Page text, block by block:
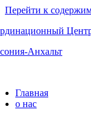
Перейти к
Анхальт
Главная
о нас